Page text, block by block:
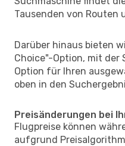
Tausenden von Routen
Darüber hinaus bieten
Choice"-Option, mit
Option für Ihren
oben in den
Preisänderungen bei
Flugpreise können
aufgrund